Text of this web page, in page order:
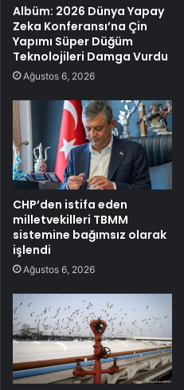
Albüm: 2026 Dünya Yapay
Zeka Konferansı’na Çin
Yapımı Süper Düğüm
Teknolojileri Damga Vurdu
Ağustos 6, 2026
CHP’den istifa eden
milletvekilleri TBMM
sistemine bağımsız olarak
işlendi
Ağustos 6, 2026